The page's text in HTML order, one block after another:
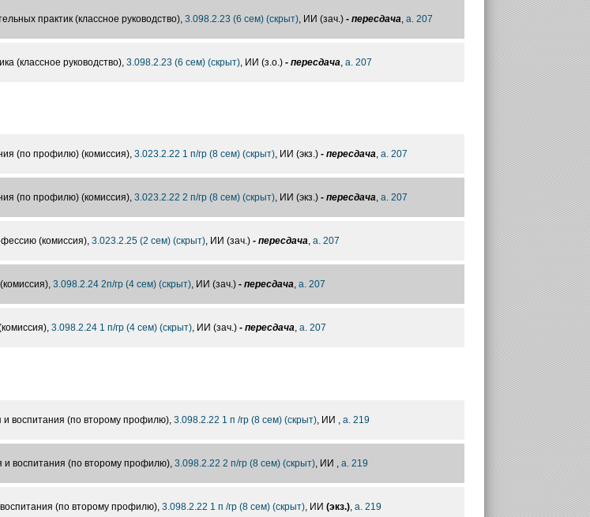
практик (классное руководство), 3.098.2.23 (6 сем) (скрыт), ИИ (зач.) - пересдача, а. 207
(классное руководство), 3.098.2.23 (6 сем) (скрыт), ИИ (з.о.)- пересдача, а. 207
(по профилю) (комиссия), 3.023.2.22 1 п/гр (8 сем) (скрыт), ИИ (экз.) - пересдача, а. 207
(по профилю) (комиссия), 3.023.2.22 2 п/гр (8 сем) (скрыт), ИИ (экз.) - пересдача, а. 207
(комиссия), 3.023.2.25 (2 сем) (скрыт), ИИ (зач.) - пересдача, а. 207
3.098.2.24 2п/гр (4 сем) (скрыт), ИИ (зач.) - пересдача, а. 207
3.098.2.24 1 п/гр (4 сем) (скрыт), ИИ (зач.) - пересдача, а. 207
и воспитания (по второму профилю), 3.098.2.22 1 п /гр (8 сем) (скрыт), ИИ , а. 219
и воспитания (по второму профилю), 3.098.2.22 2 п/гр (8 сем) (скрыт) , ИИ , а. 219
(по второму профилю), 3.098.2.22 1 п /гр (8 сем) (скрыт), ИИ (экз.), а. 219